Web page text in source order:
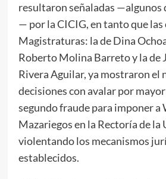
resultaron señaladas —algunos
— por la CICIG, en tanto que
Magistraturas: la de Dina
Roberto Molina Barreto y la de
Rivera Aguilar, ya mostraron el
decisiones con avalar por
segundo fraude para imponer a
Mazariegos en la Rectoría de la
violentando los mecanismos
establecidos.